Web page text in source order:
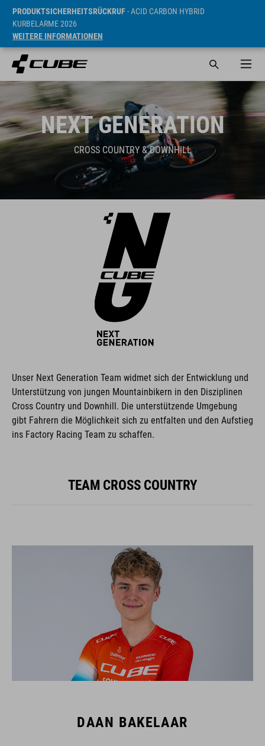
PRODUKTSICHERHEITSRÜCKRUF- ACID CARBON HYBRID
KURBELARME 2026
WEITERE INFORMATIONEN
NEXT GENERATION
CROSS COUNTRY & DOWNHILL
Unser Next Generation Team widmet sich der Entwicklung und
Unterstützung von jungen Mountainbikern in den Disziplinen
Cross Country und Downhill. Die unterstützende Umgebung
gibt Fahrern die Möglichkeit sich zu entfalten und den Aufstieg
ins Factory Racing Team zu schaffen.
TEAM CROSS COUNTRY
DAAN BAKELAAR